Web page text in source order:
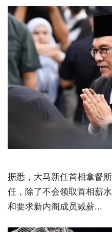
据悉，大马新任首相拿督
任，除了不会领取首相薪
和要求新内阁成员减薪...